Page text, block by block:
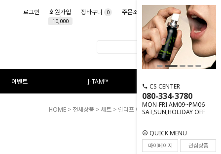
로그인 회원가입
10,000
장바구니 0 주문조회 마이페이지
이벤트 J-TAM™
CS CENTER
080-334-3780
MON-FRI AM09~PM06
SAT,SUN,HOLIDAY OFF
QUICK MENU
마이페이지
관심상품
HOME > 전체상품 >세트 > 릴리프 여행용 미니 3종세트
23